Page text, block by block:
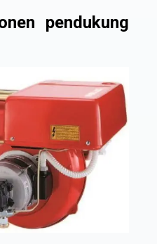
pendukung